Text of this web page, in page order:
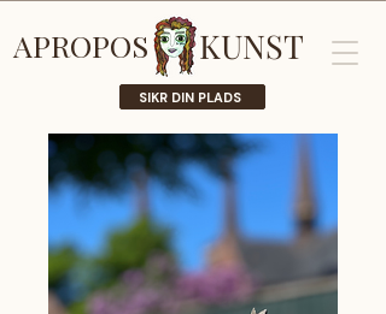
APROPOS KUNST
SIKR DIN PLADS